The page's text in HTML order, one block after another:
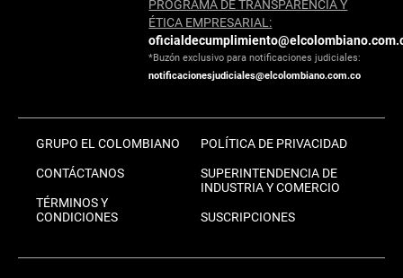
PROGRAMA DE TRANSPARENCIA Y
ÉTICA EMPRESARIAL:
*Buzón exclusivo para notificaciones judiciales:
notificacionesjudiciales@elcolombiano.com.co
GRUPO EL COLOMBIANO
CONTÁCTANOS
TÉRMINOS Y
CONDICIONES
POLÍTICA DE PRIVACIDAD
SUPERINTENDENCIA DE
INDUSTRIA Y COMERCIO
SUSCRIPCIONES